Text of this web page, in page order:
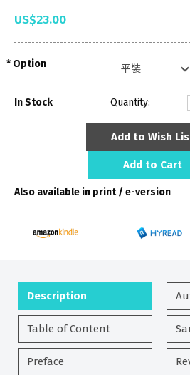
US$23.00
Option
In Stock Quantity:
Add to Wish
Add to Cart
Also available in print / e-version
Description
Table of Content
Preface